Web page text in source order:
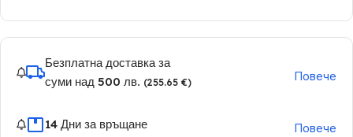
Безплатна доставка за
суми над 500 лв. (255.65 €) Повече
14 Дни за връщане Повече